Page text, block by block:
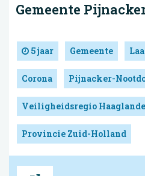
Gemeente
5 jaar Gemeente
Corona Pijnacker-
Veiligheidsregio
Provincie Zuid-Holland